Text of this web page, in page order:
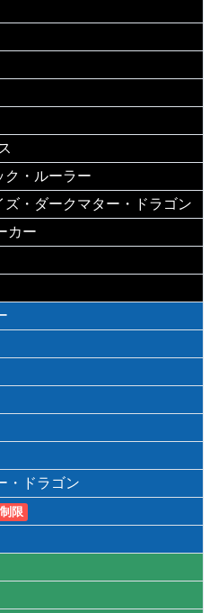
ク・ルーラー
・ダークマター・ドラゴン
カー
・ドラゴン
限